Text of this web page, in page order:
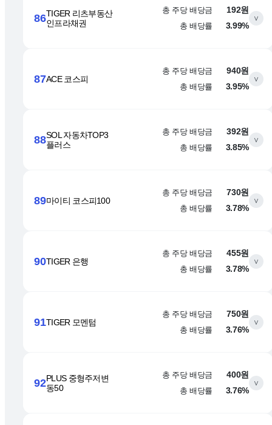
86TIGER 리츠부동산
인프라채권
총 주당 배당금
192원
총 배당률
3.99%
∨
87ACE 코스피
총 주당 배당금
940원
총 배당률
3.95%
∨
88SOL 자동차TOP3
플러스
총 주당 배당금
392원
총 배당률
3.85%
∨
89마이티 코스피100
총 주당 배당금
730원
총 배당률
3.78%
∨
90TIGER 은행
총 주당 배당금
455원
총 배당률
3.78%
∨
91TIGER 모멘텀
총 주당 배당금
750원
총 배당률
3.76%
∨
92PLUS 중형주저변
동50
총 주당 배당금
400원
총 배당률
3.76%
∨